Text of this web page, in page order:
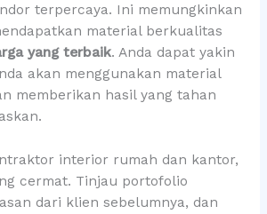
terpercaya. Ini memungkinkan
material berkualitas
yang terbaik. Anda dapat yakin
akan menggunakan material
memberikan hasil yang tahan
interior rumah dan kantor,
cermat. Tinjau portofolio
dari klien sebelumnya, dan